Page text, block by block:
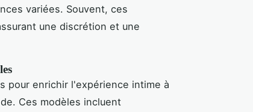
variées. Souvent, ces
une discrétion et une
pour enrichir l'expérience intime à
Ces modèles incluent